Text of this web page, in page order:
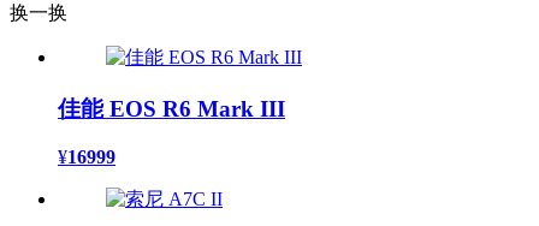
换一换
佳能 EOS R6 Mark III
¥16999